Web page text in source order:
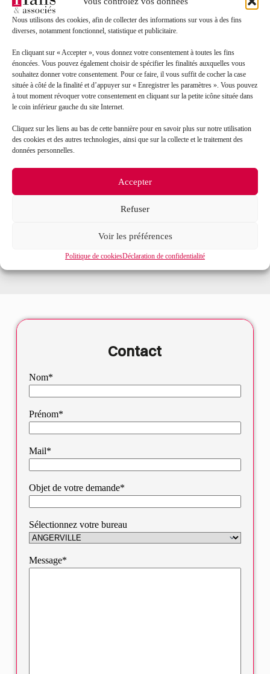
Nous utilisons des cookies, afin de collecter des informations sur vous à des fins
diverses, notamment fonctionnel, statistique et publicitaire.
En cliquant sur « Accepter », vous donnez votre consentement à toutes les fins
énoncées. Vous pouvez également choisir de spécifier les finalités auxquelles vous
souhaitez donner votre consentement. Pour ce faire, il vous suffit de cocher la case
située à côté de la finalité et d’appuyer sur « Enregistrer les paramètres ». Vous pouvez
à tout moment révoquer votre consentement en cliquant sur la petite icône située dans
le coin inférieur gauche du site Internet.
Cliquez sur les liens au bas de cette bannière pour en savoir plus sur notre utilisation
des cookies et des autres technologies, ainsi que sur la collecte et le traitement des
données personnelles.
Accepter
Refuser
Voir les préférences
Politique de cookiesDéclaration de confidentialité
partielle ?
Les 2 dispositifs ne sont pas cumulables sur une même
période et un même salarié.
Toutefois, il vous est possible de placer une partie de
vos salariés en activité partielle de longue durée et une
autre en activité partielle si votre entreprise rencontre
une des situations suivantes :
difficultés d’approvisionnementen matières
premières ou énergie
sinistre, intempéries
caractère exceptionnel
modernisation
Toutes les actualités
Contact
Nom*
Prénom*
Mail*
Objet de votre demande*
Sélectionnez votre bureau
Message*